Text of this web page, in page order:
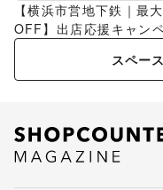
【横浜市営地下鉄｜最
OFF】出店応援キャン
特集
スペー